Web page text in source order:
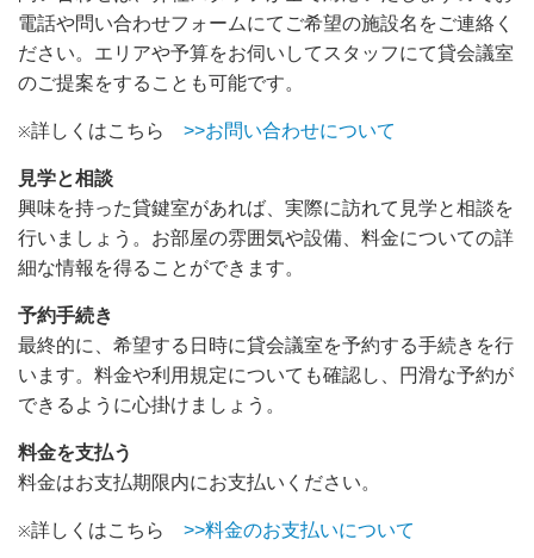
電話や問い合わせフォームにてご希望の施設名をご連絡く
ださい。エリアや予算をお伺いしてスタッフにて貸会議室
のご提案をすることも可能です。
※詳しくはこちら >>お問い合わせについて
見学と相談
興味を持った貸鍵室があれば、実際に訪れて見学と相談を
行いましょう。お部屋の雰囲気や設備、料金についての詳
細な情報を得ることができます。
予約手続き
最終的に、希望する日時に貸会議室を予約する手続きを行
います。料金や利用規定についても確認し、円滑な予約が
できるように心掛けましょう。
料金を支払う
料金はお支払期限内にお支払いください。
※詳しくはこちら >>料金のお支払いについて